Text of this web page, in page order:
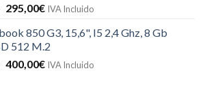
295,00€ IVA Incluido
850 G3, 15,6", I5 2,4 Ghz, 8 Gb
512 M.2
400,00€ IVA Incluido